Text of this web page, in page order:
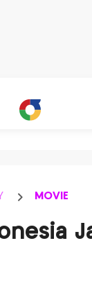
MOVIE